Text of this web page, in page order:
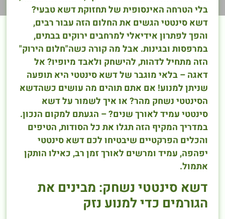
בלי הטרחה האינסופית של תחזוקת דשא טבעי?
דשא סינטטי הגשים את החלום הזה עבור רבים,
והפך לפתרון אידיאלי למרחבים ירוקים בבתים,
במרפסות ובגינות. אבל מה קורה כשה"חלום הירוק"
הזה מתחיל לדהות, להישחק ולאבד מיופיו? אל
דאגה – בלאי מוגבר של דשא סינטטי היא תופעה
שניתן למנוע! אם אתם תוהים מה עושים כשהדשא
הסינטטי נשחק מהר? או איך לשמור על דשא
סינטטי עמיד לאורך שנים? – הגעתם למקום הנכון.
במדריך המקיף הזה תגלו את כל הסודות, הטיפים
והכלים הפרקטיים שיבטיחו לכם דשא סינטטי
יפהפה, עמיד ומרשים לאורך זמן רב, כאילו הותקן
אתמול.
דשא סינטטי נשחק: מבינים את
הגורמים כדי למנוע נזק